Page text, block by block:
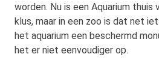
worden. Nu is een Aquarium thuis
klus, maar in een zoo is dat net
het aquarium een beschermd
het er niet eenvoudiger op.